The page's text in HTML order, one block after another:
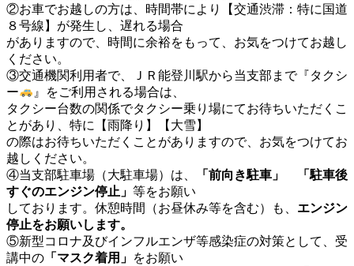
②お車でお越しの方は、時間帯により【交通渋滞：特に国道
８号線】が発生し、遅れる場合
がありますので、時間に余裕をもって、お気をつけてお越し
ください。
③交通機関利用者で、ＪＲ能登川駅から当支部まで『タクシ
ー
』をご利用される場合は、
タクシー台数の関係でタクシー乗り場にてお待ちいただくこ
とがあり、特に【雨降り】【大雪】
の際はお待ちいただくことがありますので、お気をつけてお
越しください。
④当支部駐車場（大駐車場）は、
「前向き駐車」 「駐車後
すぐのエンジン停止」 等をお願い
しております。休憩時間（お昼休み等を含む）も、 エンジン
停止をお願いします。
⑤新型コロナ及びインフルエンザ等感染症の対策として、受
講中の 「マスク着用」 をお願い